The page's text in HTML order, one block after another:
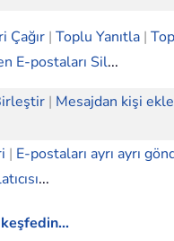
Çağır | Toplu Yanıtla |
E-postaları Sil...
| Mesajdan kişi ekle
| E-postaları ayrı ayrı
...